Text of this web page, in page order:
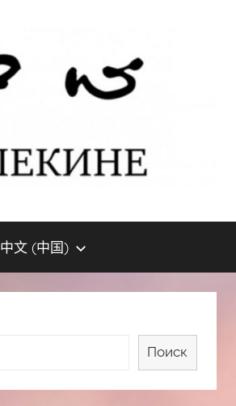
中文 (中国)
Поиск